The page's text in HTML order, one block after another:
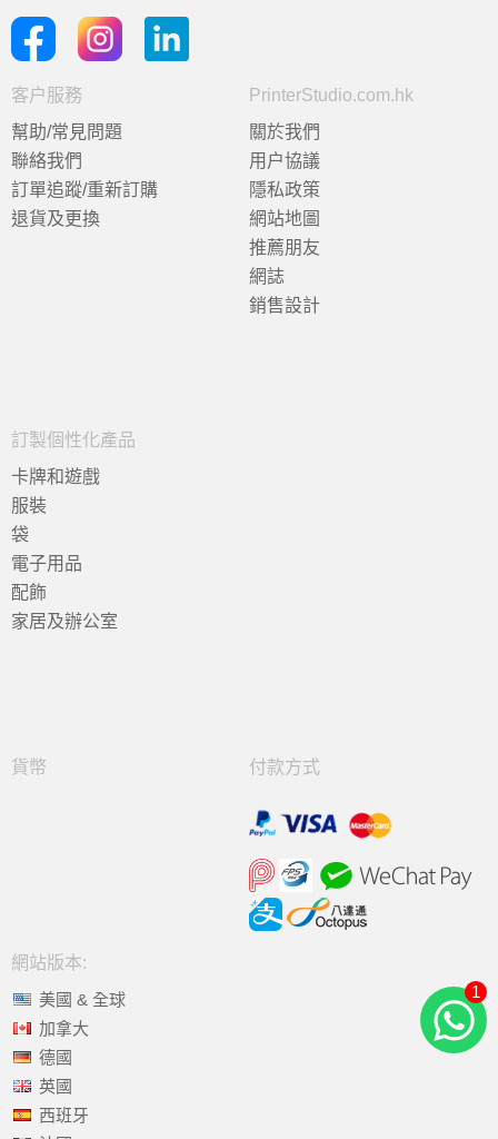
客户服務
幫助/常見問題
聯絡我們
訂單追蹤/重新訂購
退貨及更換
PrinterStudio.com.hk
關於我們
用户協議
隱私政策
網站地圖
推薦朋友
網誌
銷售設計
訂製個性化產品
卡牌和遊戲
服裝
袋
電子用品
配飾
家居及辦公室
貨幣 付款方式
網站版本:
美國 & 全球
加拿大
德國
英國
西班牙
1